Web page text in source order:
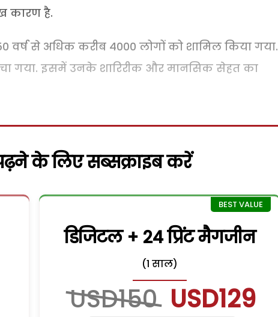
कारण है.
से अधिक करीब 4000 लोगों को शामिल किया गया.
गया. इसमें उनके शारिरीक और मानसिक सेहत का
के लिए सब्सक्राइब करें
डिजिटल + 24 प्रिंट मैगजीन
(1 साल)
USD150 USD129